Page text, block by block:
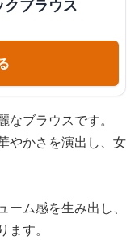
ブラウス
ブラウスです。
やかさを演出し、女
ム感を生み出し、
す。